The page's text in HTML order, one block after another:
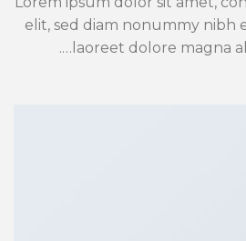
elit, sed diam nonummy nibh
laoreet dolore magna